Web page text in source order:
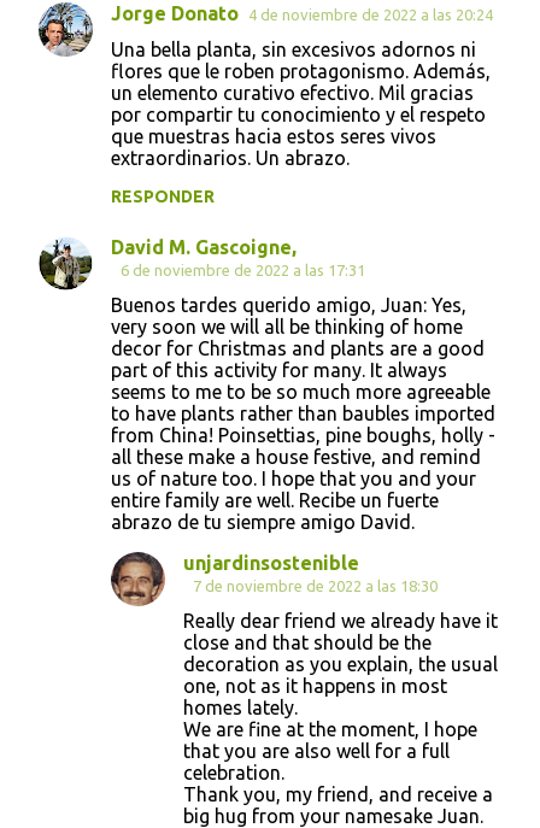
Jorge Donato 4 de noviembre de 2022 a las 20:24
Una bella planta, sin excesivos adornos ni
flores que le roben protagonismo. Además,
un elemento curativo efectivo. Mil gracias
por compartir tu conocimiento y el respeto
que muestras hacia estos seres vivos
extraordinarios. Un abrazo.
RESPONDER
David M. Gascoigne,
6 de noviembre de 2022 a las 17:31
Buenos tardes querido amigo, Juan: Yes,
very soon we will all be thinking of home
decor for Christmas and plants are a good
part of this activity for many. It always
seems to me to be so much more agreeable
to have plants rather than baubles imported
from China! Poinsettias, pine boughs, holly -
all these make a house festive, and remind
us of nature too. I hope that you and your
entire family are well. Recibe un fuerte
abrazo de tu siempre amigo David.
unjardinsostenible
7 de noviembre de 2022 a las 18:30
Really dear friend we already have it
close and that should be the
decoration as you explain, the usual
one, not as it happens in most
homes lately.
We are fine at the moment, I hope
that you are also well for a full
celebration.
Thank you, my friend, and receive a
big hug from your namesake Juan.